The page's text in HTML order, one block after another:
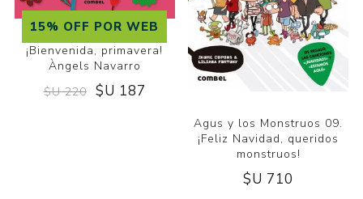
15% OFF POR WEB
¡Bienvenida, primavera!
Àngels Navarro
$U 220 $U 187
Agus y los Monstruos 09.
¡Feliz Navidad, queridos
monstruos!
$U 710